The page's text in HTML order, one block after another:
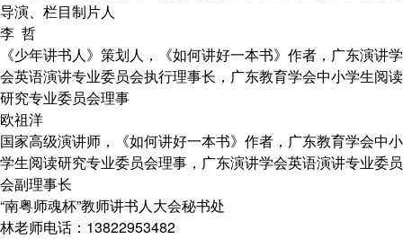
导演、栏目制片人
李 哲
《少年讲书人》策划人，《如何讲好一本书》作者，广东演讲学
会英语演讲专业委员会执行理事长，广东教育学会中小学生阅读
研究专业委员会理事
欧祖洋
国家高级演讲师，《如何讲好一本书》作者，广东教育学会中小
学生阅读研究专业委员会理事，广东演讲学会英语演讲专业委员
会副理事长
“南粤师魂杯”教师讲书人大会秘书处
林老师电话：13822953482